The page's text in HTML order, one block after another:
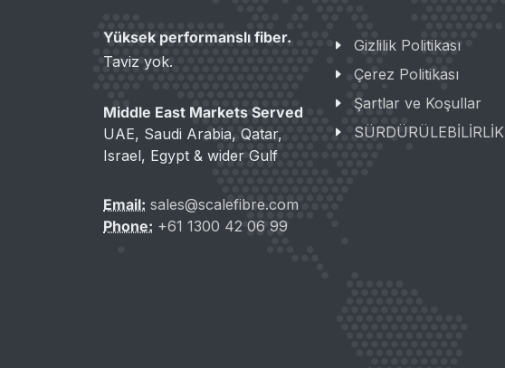
Yüksek performanslı fiber.
Taviz yok.
Middle East Markets Served
UAE, Saudi Arabia, Qatar,
Israel, Egypt & wider Gulf
Email: sales@scalefibre.com
Phone: +61 1300 42 06 99
Gizlilik Politikası
Çerez Politikası
Şartlar ve Koşullar
SÜRDÜRÜLEBİLİRLİK